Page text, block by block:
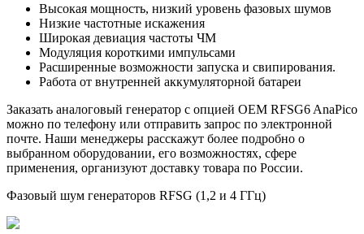
Высокая мощность, низкий уровень фазовых шумов
Низкие частотные искажения
Широкая девиация частоты ЧМ
Модуляция короткими импульсами
Расширенные возможности запуска и свипирования.
Работа от внутренней аккумуляторной батареи
Заказать аналоговый генератор с опцией OEM RFSG6 AnaPico
можно по телефону или отправить запрос по электронной
почте. Наши менеджеры расскажут более подробно о
выбранном оборудовании, его возможностях, сфере
применения, организуют доставку товара по России.
Фазовый шум генераторов RFSG (1,2 и 4 ГГц)